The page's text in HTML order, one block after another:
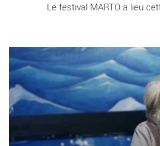
Le Théâtre du Soleil présente « Ici
Deuxième Époque. Rencontre avec
Critique sortie Théâtre Paris Théâtre